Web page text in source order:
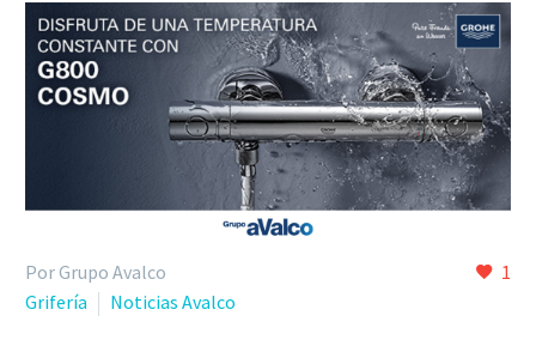
1
Por Grupo Avalco
Grifería
Noticias Avalco